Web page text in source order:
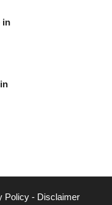
in
Policy- Disclaimer